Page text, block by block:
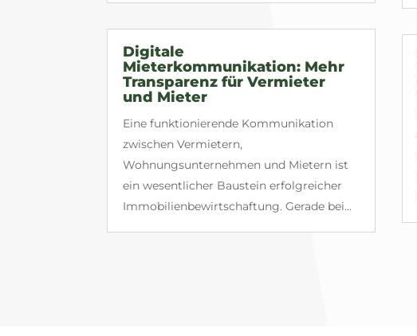
Digitale
Mieterkommunikation: Mehr
Transparenz für Vermieter
und Mieter
Eine funktionierende Kommunikation
zwischen Vermietern,
Wohnungsunternehmen und Mietern ist
ein wesentlicher Baustein erfolgreicher
Immobilienbewirtschaftung. Gerade bei...